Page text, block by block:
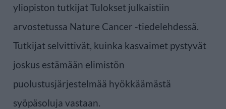
yliopiston tutkijat Tulokset julkaistiin
arvostetussa Nature Cancer -tiedelehdessä.
Tutkijat selvittivät, kuinka kasvaimet pystyvät
joskus estämään elimistön
puolustusjärjestelmää hyökkäämästä
syöpäsoluja vastaan.